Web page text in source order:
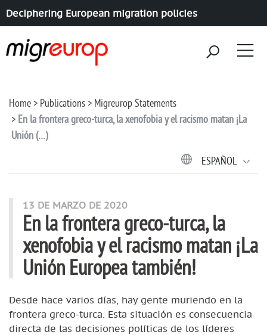
Deciphering European migration policies
Home Publications
Migreurop Statements
En la frontera greco-turca, la xenofobia y el racismo matan ¡La
Unión (…)
ESPAÑOL
13 DE MARZO DE 2020
En la frontera greco-turca, la
xenofobia y el racismo matan ¡La
Unión Europea también!
Desde hace varios días, hay gente muriendo en la
frontera greco-turca. Esta situación es consecuencia
directa de las decisiones políticas de los líderes